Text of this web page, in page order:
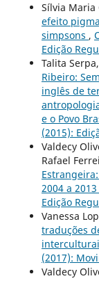
Sílvia Maria
efeito
simpsons ,
Edição
Talita
Ribeiro:
inglês de
e o Povo
(2015):
Valdecy
Rafael
2004 a 2013
Edição
Vanessa
traduções
(2017):
Valdecy